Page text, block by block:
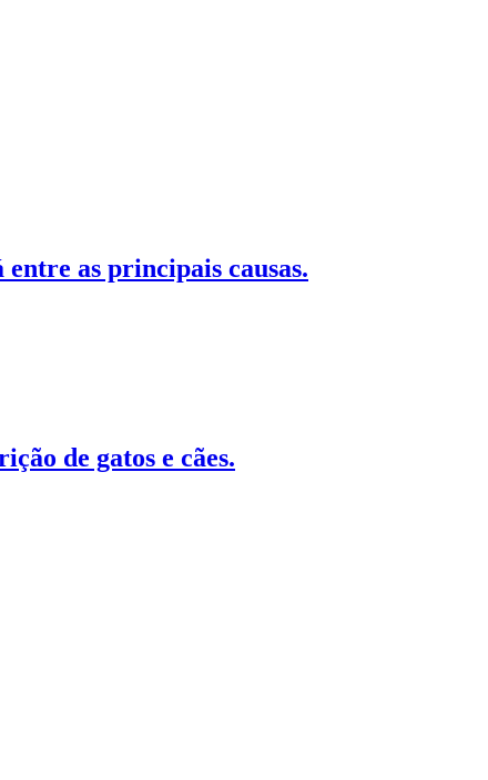
as principais causas.
de gatos e cães.